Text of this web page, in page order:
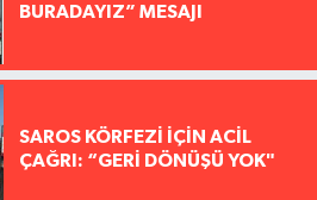
BURADAYIZ” MESAJI
SAROS KÖRFEZİ İÇİN ACİL
ÇAĞRI: “GERİ DÖNÜŞÜ YOK"